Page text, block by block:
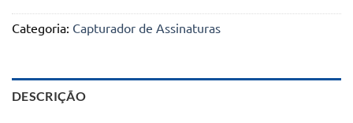
Categoria: Capturador de Assinaturas
DESCRIÇÃO